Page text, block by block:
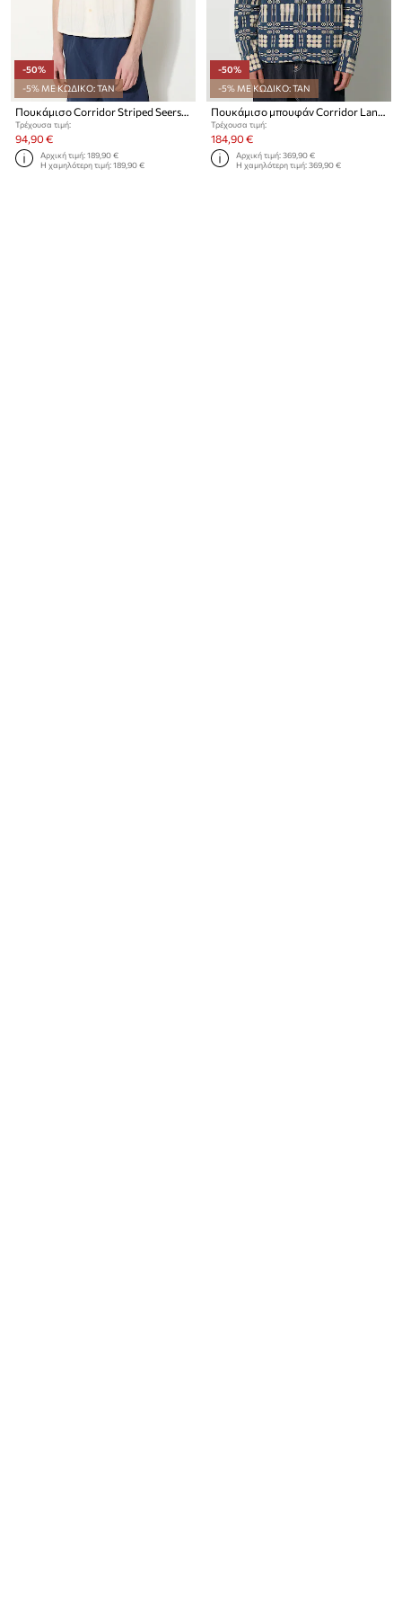
-50%
-5% ΜΕ ΚΩΔΙΚΟ: TAN
Πουκάμισο Corridor Striped Seersucker
Τρέχουσα τιμή:
94,90 €
Αρχική τιμή:189,90 €
Η χαμηλότερη τιμή:189,90 €
-50%
-5% ΜΕ ΚΩΔΙΚΟ: TAN
Πουκάμισο μπουφάν Corridor Lancaster Jacket
Τρέχουσα τιμή:
184,90 €
Αρχική τιμή:369,90 €
Η χαμηλότερη τιμή:369,90 €